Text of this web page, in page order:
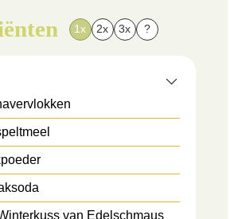
1x 2x 3x ?
van Edelschmaus